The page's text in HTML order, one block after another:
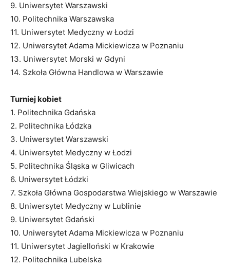
9. Uniwersytet Warszawski
10. Politechnika Warszawska
11. Uniwersytet Medyczny w Łodzi
12. Uniwersytet Adama Mickiewicza w Poznaniu
13. Uniwersytet Morski w Gdyni
14. Szkoła Główna Handlowa w Warszawie
Turniej kobiet
1. Politechnika Gdańska
2. Politechnika Łódzka
3. Uniwersytet Warszawski
4. Uniwersytet Medyczny w Łodzi
5. Politechnika Śląska w Gliwicach
6. Uniwersytet Łódzki
7. Szkoła Główna Gospodarstwa Wiejskiego w Warszawie
8. Uniwersytet Medyczny w Lublinie
9. Uniwersytet Gdański
10. Uniwersytet Adama Mickiewicza w Poznaniu
11. Uniwersytet Jagielloński w Krakowie
12. Politechnika Lubelska